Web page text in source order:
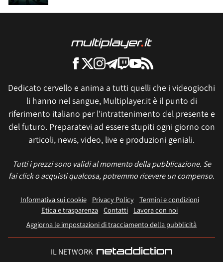
Dedicato cervello e anima a tutti quelli che i videogiochi
li hanno nel sangue, Multiplayer.it è il punto di
riferimento italiano per l'intrattenimento del presente e
del futuro. Preparatevi ad essere stupiti ogni giorno con
articoli, news, video, live e produzioni geniali.
Tutti i prezzi sono validi al momento della pubblicazione. Se
fai click o acquisti qualcosa, potremmo ricevere un compenso.
Informativa sui cookie Privacy Policy
Termini e condizioni
Etica e trasparenza Contatti
Lavora con noi
Aggiorna le impostazioni di tracciamento della pubblicità
IL NETWORK